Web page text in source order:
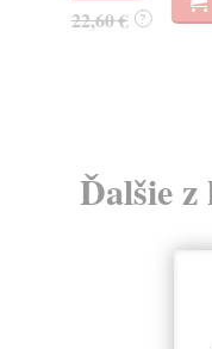
22,60 € ?
Ďalšie z